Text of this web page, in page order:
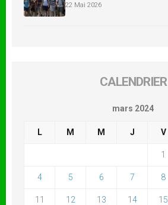
22 Mai 2026
CALENDRIER
mars 2024
L M M J V
1
4 5 6 7 8
11 12 13 14 15